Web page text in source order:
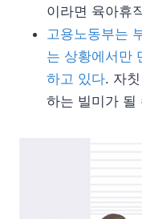
이라면 육아휴
고용노동부는
는 상황에서만
하고 있다. 자
하는 빌미가 될